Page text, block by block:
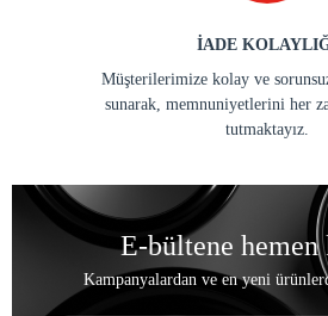
İADE
Müşterilerimize kolay ve
sunarak, memnuniyetlerini her
tutmaktayız.
E-bültene
Kampanyalardan ve en yeni